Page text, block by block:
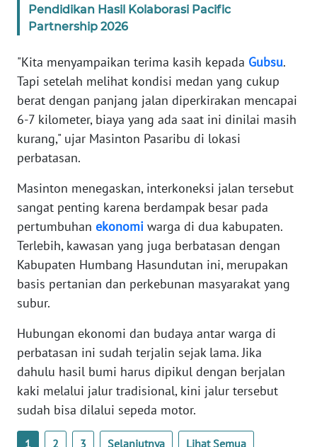
Pendidikan Hasil Kolaborasi Pacific
Partnership 2026
"Kita menyampaikan terima kasih kepada Gubsu.
Tapi setelah melihat kondisi medan yang cukup
berat dengan panjang jalan diperkirakan mencapai
6-7 kilometer, biaya yang ada saat ini dinilai masih
kurang," ujar Masinton Pasaribu di lokasi
perbatasan.
Masinton menegaskan, interkoneksi jalan tersebut
sangat penting karena berdampak besar pada
pertumbuhan ekonomi warga di dua kabupaten.
Terlebih, kawasan yang juga berbatasan dengan
Kabupaten Humbang Hasundutan ini, merupakan
basis pertanian dan perkebunan masyarakat yang
subur.
Hubungan ekonomi dan budaya antar warga di
perbatasan ini sudah terjalin sejak lama. Jika
dahulu hasil bumi harus dipikul dengan berjalan
kaki melalui jalur tradisional, kini jalur tersebut
sudah bisa dilalui sepeda motor.
1 2 3 Selanjutnya Lihat Semua
WN
NTB
WN
SULTENG
WN
WN
BABEL
WN
SUMBAR
WN
SUMSEL
BENGKULU
WN
LAMPUNG
WN
JATENG